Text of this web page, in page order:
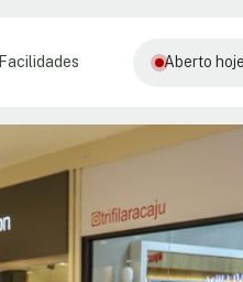
Facilidades Aberto